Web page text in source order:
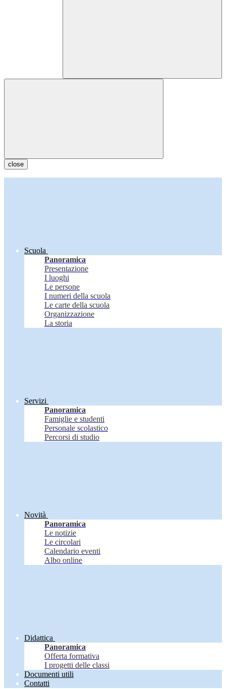
close
Scuola
Panoramica
Presentazione
I luoghi
Le persone
I numeri della scuola
Le carte della scuola
Organizzazione
La storia
Servizi
Panoramica
Famiglie e studenti
Personale scolastico
Percorsi di studio
Novità
Panoramica
Le notizie
Le circolari
Calendario eventi
Albo online
Didattica
Panoramica
Offerta formativa
I progetti delle classi
Documenti utili
Contatti